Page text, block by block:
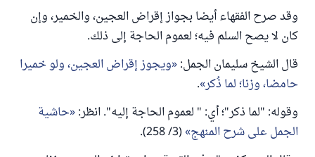
وقد صرح الفقهاء أيضا بجواز إقراض العجين، والخمير، وإن
كان لا يصح السلم فيه؛ لعموم الحاجة إلى ذلك.
قال الشيخ سليمان الجمل: ويجوز إقراض ‌العجين، ولو ‌خميرا
حامضا، وزنا؛ لما ذُكر .
وقوله: "لما ذكر"؛ أي: " لعموم الحاجة إليه". انظر: حاشية
الجمل على شرح المنهج (3/ 258).